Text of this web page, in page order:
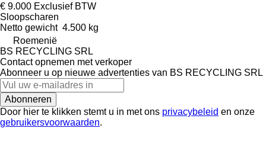
€ 9.000 Exclusief BTW
Sloopscharen
Netto gewicht 4.500 kg
Roemenië
BS RECYCLING SRL
Contact opnemen met verkoper
Abonneer u op nieuwe advertenties van BS RECYCLING SRL
Abonneren
Door hier te klikken stemt u in met ons privacybeleid en onze
gebruikersvoorwaarden.